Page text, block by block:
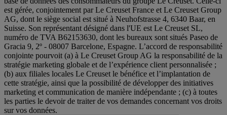
est gérée, conjointement par Le Creuset France et Le Creuset Group
AG, dont le siège social est situé à Neuhofstrasse 4, 6340 Baar, en
Suisse. Son représentant désigné dans l'UE est Le Creuset SL,
numéro de TVA B62153630, dont les bureaux sont situés Paseo de
Gracia 9, 2º - 08007 Barcelone, Espagne. L’accord de responsabilité
conjointe pourvoit (a) à Le Creuset Group AG la responsabilité de la
stratégie marketing globale et de l’expérience client personnalisée ;
(b) aux filiales locales Le Creuset le bénéfice et l’implantation de
cette stratégie, ainsi que la possibilité de développer des initiatives
marketing et communication de manière indépendante ; (c) à toutes
les parties le devoir de traiter de vos demandes concernant vos droits
sur vos données.